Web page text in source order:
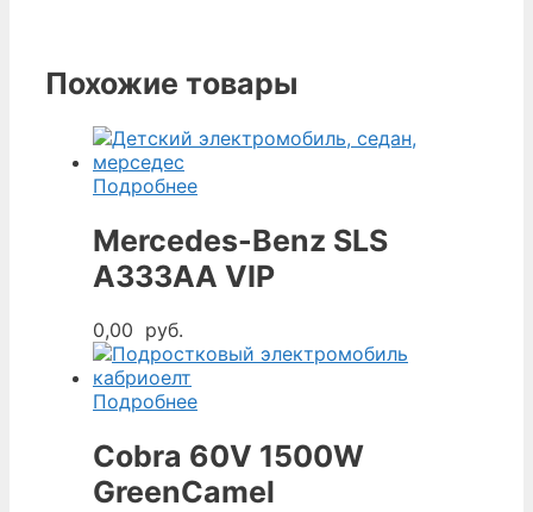
Похожие товары
Подробнее
Mercedes-Benz SLS
A333AA VIP
0,00 руб.
Подробнее
Cobra 60V 1500W
GreenCamel